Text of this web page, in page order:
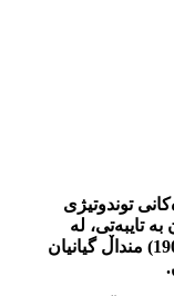
توندوتیژی
تایبەتی، لە
ڕاپۆرتێکدا ئاماژە بۆ ئەوە دەکات، "زیاتر لە (190) منداڵ گیانیان